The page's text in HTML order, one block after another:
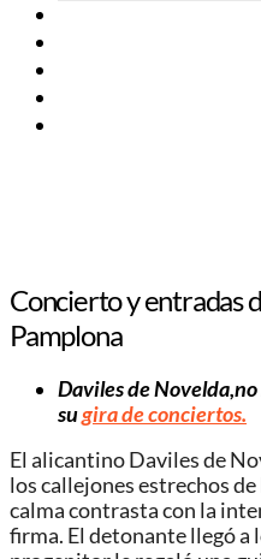
Concierto y entradas
Pamplona
Daviles de Novelda
sugira de conciertos.
El alicantino Daviles de
los callejones estrechos
calma contrasta con la
firma. El detonante llegó a